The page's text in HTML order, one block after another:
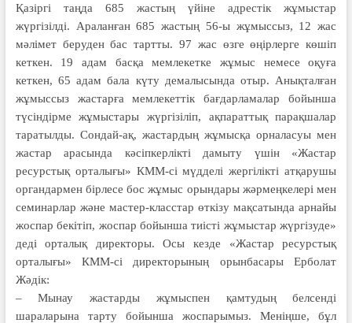
Қазіргі таңда 685 жастың үйіне адрестік жұмыстар
жүргізілді. Араланған 685 жастың 56-ы жұмыссыз, 12 жас
мәлімет беруден бас тартты. 97 жас өзге өңірлерге көшіп
кеткен. 19 адам басқа мемлекетке жұмыс немесе оқуға
кеткен, 65 адам бала күту демалысында отыр. Анықталған
жұмыссыз жастарға мемлекеттік бағдарламалар бойынша
түсіндірме жұмыстары жүргізіліп, ақпараттық парақшалар
таратылды. Сондай-ақ, жастардың жұмысқа орналасуы мен
жастар арасында кәсіпкерлікті дамыту үшін «Жастар
ресурстық орталығы» КММ-сі мүдделі жергілікті атқарушы
органдармен бірлесе бос жұмыс орындары жәрмеңкелері мен
семинарлар және мастер-класстар өткізу мақсатында арнайы
жоспар бекітіп, жоспар бойынша тиісті жұмыстар жүргізуде»
деді орталық директоры. Осы кезде «Жастар ресурстық
орталығы» КММ-сі директорының орынбасары Ерболат
Жәдік:
– Мынау жастарды жұмыспен қамтудың белсенді
шараларына тарту бойынша жоспарымыз. Меніңше, бұл